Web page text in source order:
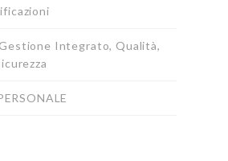
Integrato, Qualità,